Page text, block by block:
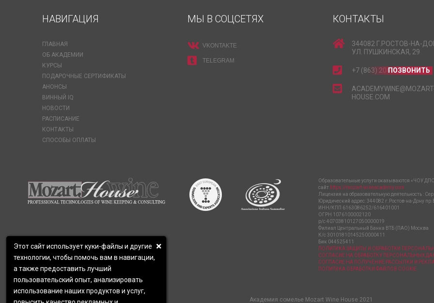
НАВИГАЦИЯ
ГЛАВНАЯ
ОБ АКАДЕМИИ
КУРСЫ
ПОДАРОЧНЫЕ СЕРТИФИКАТЫ
АНОНСЫ
ВИННЫЙ IQ
НОВОСТИ
РАСПИСАНИЕ
КОНТАКТЫ
СПОСОБЫ ОПЛАТЫ
МЫ В СОЦСЕТЯХ
VKONTAKTE
TELEGRAM
КОНТАКТЫ
344082 Г.РОСТОВ-НА-
УЛ. ПУШКИНСКАЯ, 29
+7 (863) 206-15-15
ПОЗВОНИТЬ
HOUSE.COM
Образовательные услуги оказываются «ЧОУ
сайт https://mozart-wineacademy.com
Лицензия на образовательную деятельность :
Юридический адрес: 344082 г.Ростов-на-Дону
ИНН/КПП 6163086252/616401001
ОГРН 1076100002120
р/с 40703810127050000019
Филиал Центральный Банка ВТБ (ПАО) Москва
К/с 30101810145250000411
Бик 044525411
ПОЛИТИКА ЗАЩИТЫ И ОБРАБОТКИ
СОГЛАСИЕ НА ОБРАБОТКУ ПЕРСОНАЛЬНЫХ
СОГЛАСИЕ НА ПОЛУЧЕНИЕ РАССЫЛКИ И
ПОЛИТИКА ОБРАБОТКИ ФАЙЛОВ COOKIE
Академия сомелье Mozart Wine House 2021
Этот сайт использует куки-файлы и другие
технологии, чтобы помочь вам в навигации,
а также предоставить лучший
пользовательский опыт, анализировать
использование наших продуктов и услуг,